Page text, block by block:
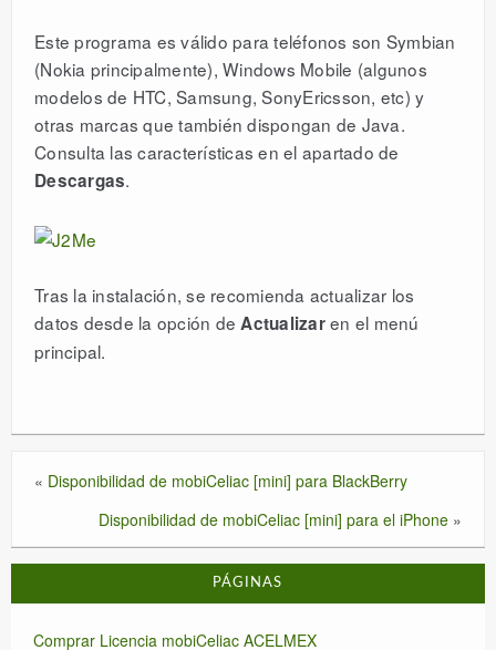
LICENCIAS
ESPAÑOL
Este programa es válido para teléfonos son Symbian
(Nokia principalmente), Windows Mobile (algunos
modelos de HTC, Samsung, SonyEricsson, etc) y
otras marcas que también dispongan de Java.
Consulta las características en el apartado de
Descargas.
Tras la instalación, se recomienda actualizar los
datos desde la opción deActualizaren el menú
principal.
« Disponibilidad de mobiCeliac [mini] para BlackBerry
Disponibilidad de mobiCeliac [mini] para el iPhone »
PÁGINAS
Comprar Licencia mobiCeliac ACELMEX